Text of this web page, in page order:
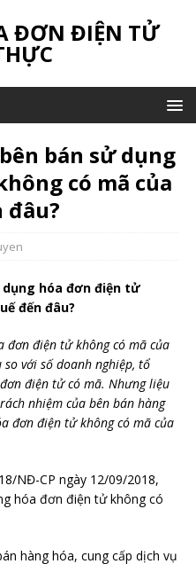
ĐƠN ĐIỆN TỬ
bán sử dụng
có mã của
đâu?
hóa đơn điện tử
đến đâu?
đơn điện tử không có mã của
với số doanh nghiệp, tổ
điện tử có mã. Nhưng liệu
nhiệm của bên bán hàng
đơn điện tử không có mã của
NĐ-CP ngày 12/09/2018,
hóa đơn điện tử không có
hàng hóa, cung cấp dịch vụ